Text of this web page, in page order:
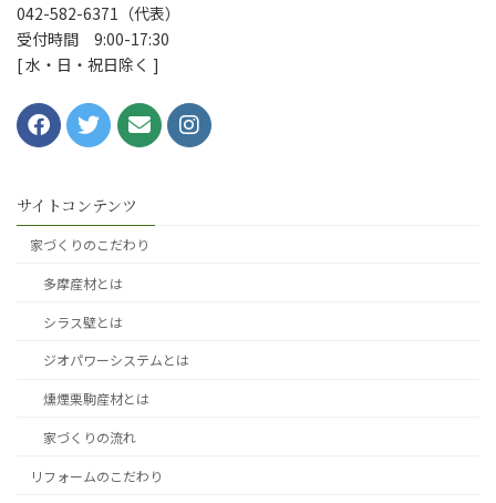
042-582-6371（代表）
受付時間 9:00-17:30
[ 水・日・祝日除く ]
サイトコンテンツ
家づくりのこだわり
多摩産材とは
シラス壁とは
ジオパワーシステムとは
燻煙栗駒産材とは
家づくりの流れ
リフォームのこだわり